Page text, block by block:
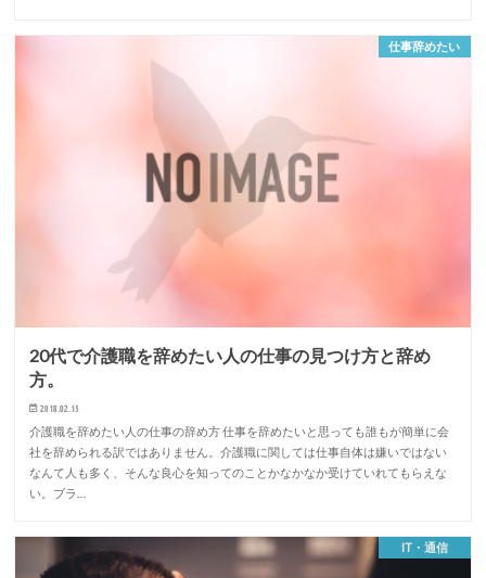
仕事辞めたい
20代で介護職を辞めたい人の仕事の見つけ方と辞め
方。
2018.02.15
介護職を辞めたい人の仕事の辞め方 仕事を辞めたいと思っても誰もが簡単に会
社を辞められる訳ではありません。介護職に関しては仕事自体は嫌いではない
なんて人も多く、そんな良心を知ってのことかなかなか受けていれてもらえな
い。ブラ…
IT・通信